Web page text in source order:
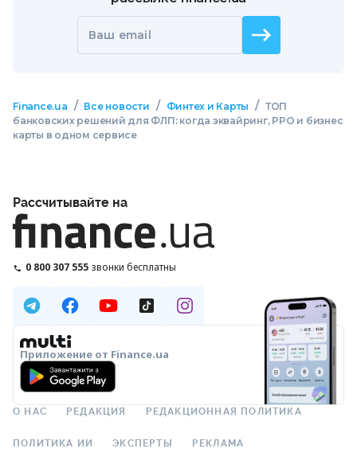
Ваш email
Finance.ua / Все новости / Финтех и Карты / ТОП
банковских решений для ФЛП: когда эквайринг, РРО и бизнес
карты в одном сервисе
Рассчитывайте на
0 800 307 555 звонки бесплатны
Приложение от Finance.ua
О НАС РЕДАКЦИЯ РЕДАКЦИОННАЯ ПОЛИТИКА
ПОЛИТИКА ИИ ЭКСПЕРТЫ РЕКЛАМА